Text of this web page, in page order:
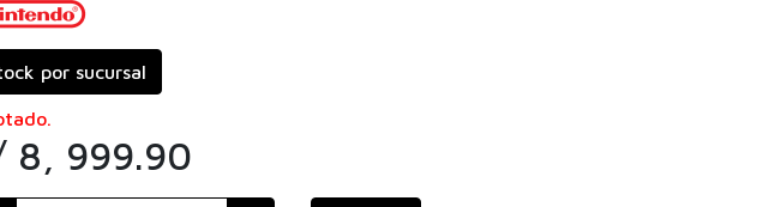
por sucursal
8, 999.90